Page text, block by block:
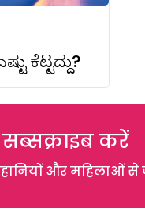
ಕೆಟ್ಟದ್ದು?
करें
और महिलाओं से